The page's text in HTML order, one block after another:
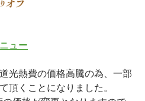
ュー
光熱費の価格高騰の為、一部
頂くことになりました。